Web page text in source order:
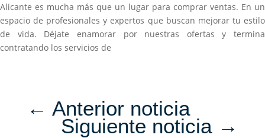
Alicante es mucha más que un lugar para comprar ventas. En un
espacio de profesionales y expertos que buscan mejorar tu estilo
de vida. Déjate enamorar por nuestras ofertas y termina
contratando los servicios de
← Anterior noticia
Siguiente noticia→